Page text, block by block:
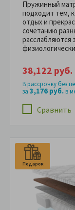
Пружинный
подходит тем,
отдых и
сочетанию
расслабляются
Сравнить
38,122 руб.
В рассрочку без
за 3,176 руб.в
Подарок